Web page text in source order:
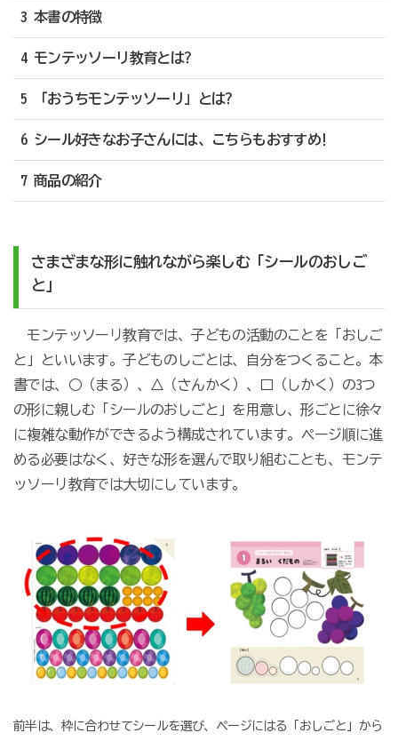
3 本書の特徴
4 モンテッソーリ教育とは?
5 「おうちモンテッソーリ」とは?
6 ​シール好きなお子さんには、こちらもおすすめ!
7 商品の紹介
さまざまな形に触れながら楽しむ「シールのおしご
と」
モンテッソーリ教育では、子どもの活動のことを「おしご
と」といいます。子どものしごとは、自分をつくること。本
書では、○（まる）、△（さんかく）、□（しかく）の3つ
の形に親しむ「シールのおしごと」を用意し、形ごとに徐々
に複雑な動作ができるよう構成されています。ページ順に進
める必要はなく、好きな形を選んで取り組むことも、モンテ
ッソーリ教育では大切にしています。
前半は、枠に合わせてシールを選び、ページにはる「おしごと」から